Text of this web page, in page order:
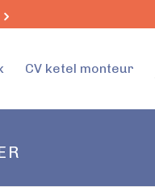
CV ketel monteur